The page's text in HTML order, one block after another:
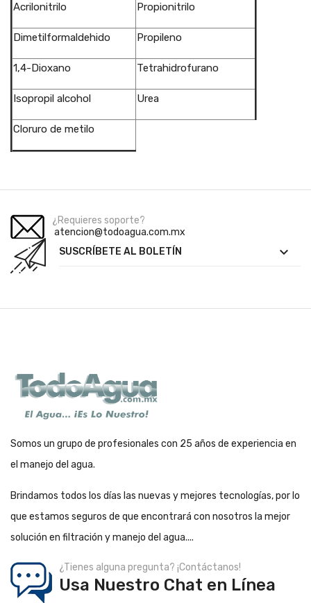
Acrilonitrilo Propionitrilo
Dimetilformaldehido Propileno
1,4-Dioxano Tetrahidrofurano
Isopropil alcohol Urea
Cloruro de metilo
¿Requieres soporte?
atencion@todoagua.com.mx
SUSCRÍBETE AL BOLETÍN

Somos un grupo de profesionales con 25 años de experiencia en
el manejo del agua.
Brindamos todos los días las nuevas y mejores tecnologías, por lo
que estamos seguros de que encontrará con nosotros la mejor
solución en filtración y manejo del agua....
¿Tienes alguna pregunta? ¡Contáctanos!
Usa Nuestro Chat en Línea